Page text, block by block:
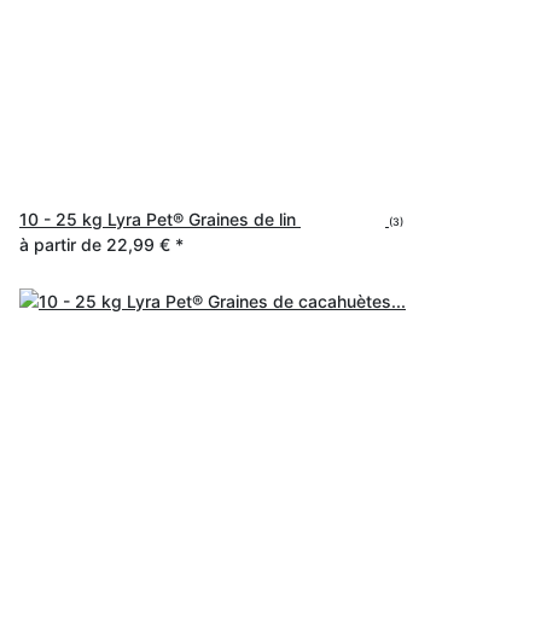
10 - 25 kg Lyra Pet® Graines de lin (3)
à partir de 22,99 € *